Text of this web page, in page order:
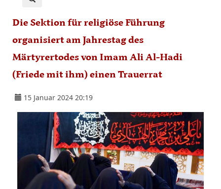
Die Sektion für religiöse Führung
organisiert am Jahrestag des
Märtyrertodes von Imam Ali Al-Hadi
(Friede mit ihm) einen Trauerrat
15 Januar 2024 20:19